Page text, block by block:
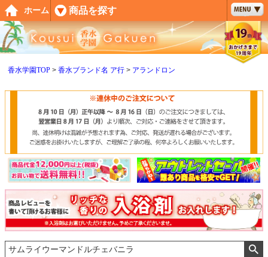
香水学園TOP 香水ブランド名 ア行 アランドロン
ペー
ジト
ップ
へ
ホーム 商品を探す